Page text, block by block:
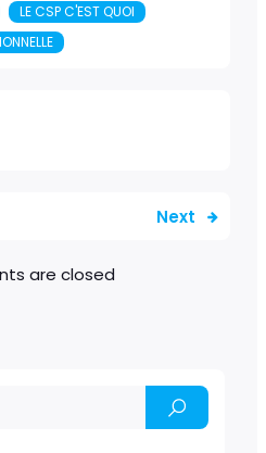
LE CSP C'EST QUOI
Next
are closed